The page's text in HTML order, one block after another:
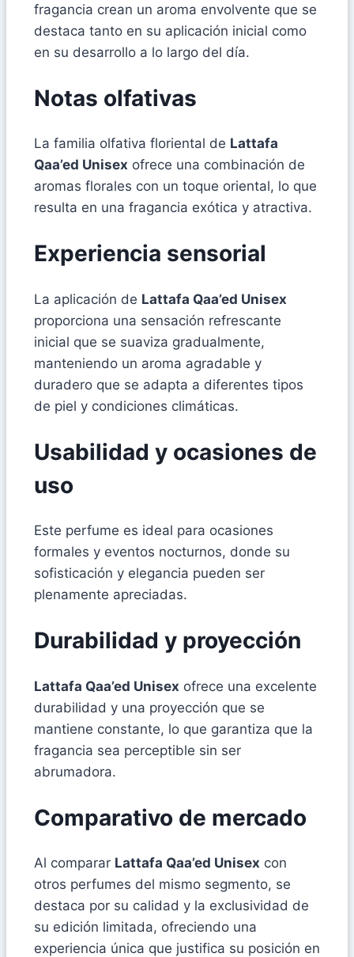
fragancia crean un aroma envolvente que se
destaca tanto en su aplicación inicial como
en su desarrollo a lo largo del día.
Notas olfativas
La familia olfativa floriental de Lattafa
Qaa’ed Unisex ofrece una combinación de
aromas florales con un toque oriental, lo que
resulta en una fragancia exótica y atractiva.
Experiencia sensorial
La aplicación de Lattafa Qaa’ed Unisex
proporciona una sensación refrescante
inicial que se suaviza gradualmente,
manteniendo un aroma agradable y
duradero que se adapta a diferentes tipos
de piel y condiciones climáticas.
Usabilidad y ocasiones de
uso
Este perfume es ideal para ocasiones
formales y eventos nocturnos, donde su
sofisticación y elegancia pueden ser
plenamente apreciadas.
Durabilidad y proyección
Lattafa Qaa’ed Unisex ofrece una excelente
durabilidad y una proyección que se
mantiene constante, lo que garantiza que la
fragancia sea perceptible sin ser
abrumadora.
Comparativo de mercado
Al comparar Lattafa Qaa’ed Unisex con
otros perfumes del mismo segmento, se
destaca por su calidad y la exclusividad de
su edición limitada, ofreciendo una
experiencia única que justifica su posición en